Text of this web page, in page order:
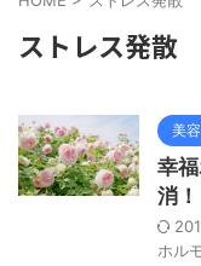
ストレス発散
美
幸
消！
ホル